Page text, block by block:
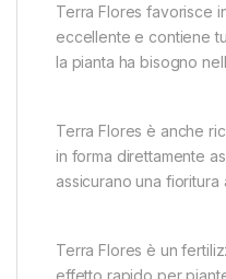
Terra Flores favorisce
eccellente e contiene
la pianta ha bisogno
Terra Flores è anche
in forma direttamente
assicurano una fioritura
Terra Flores è un
effetto rapido per